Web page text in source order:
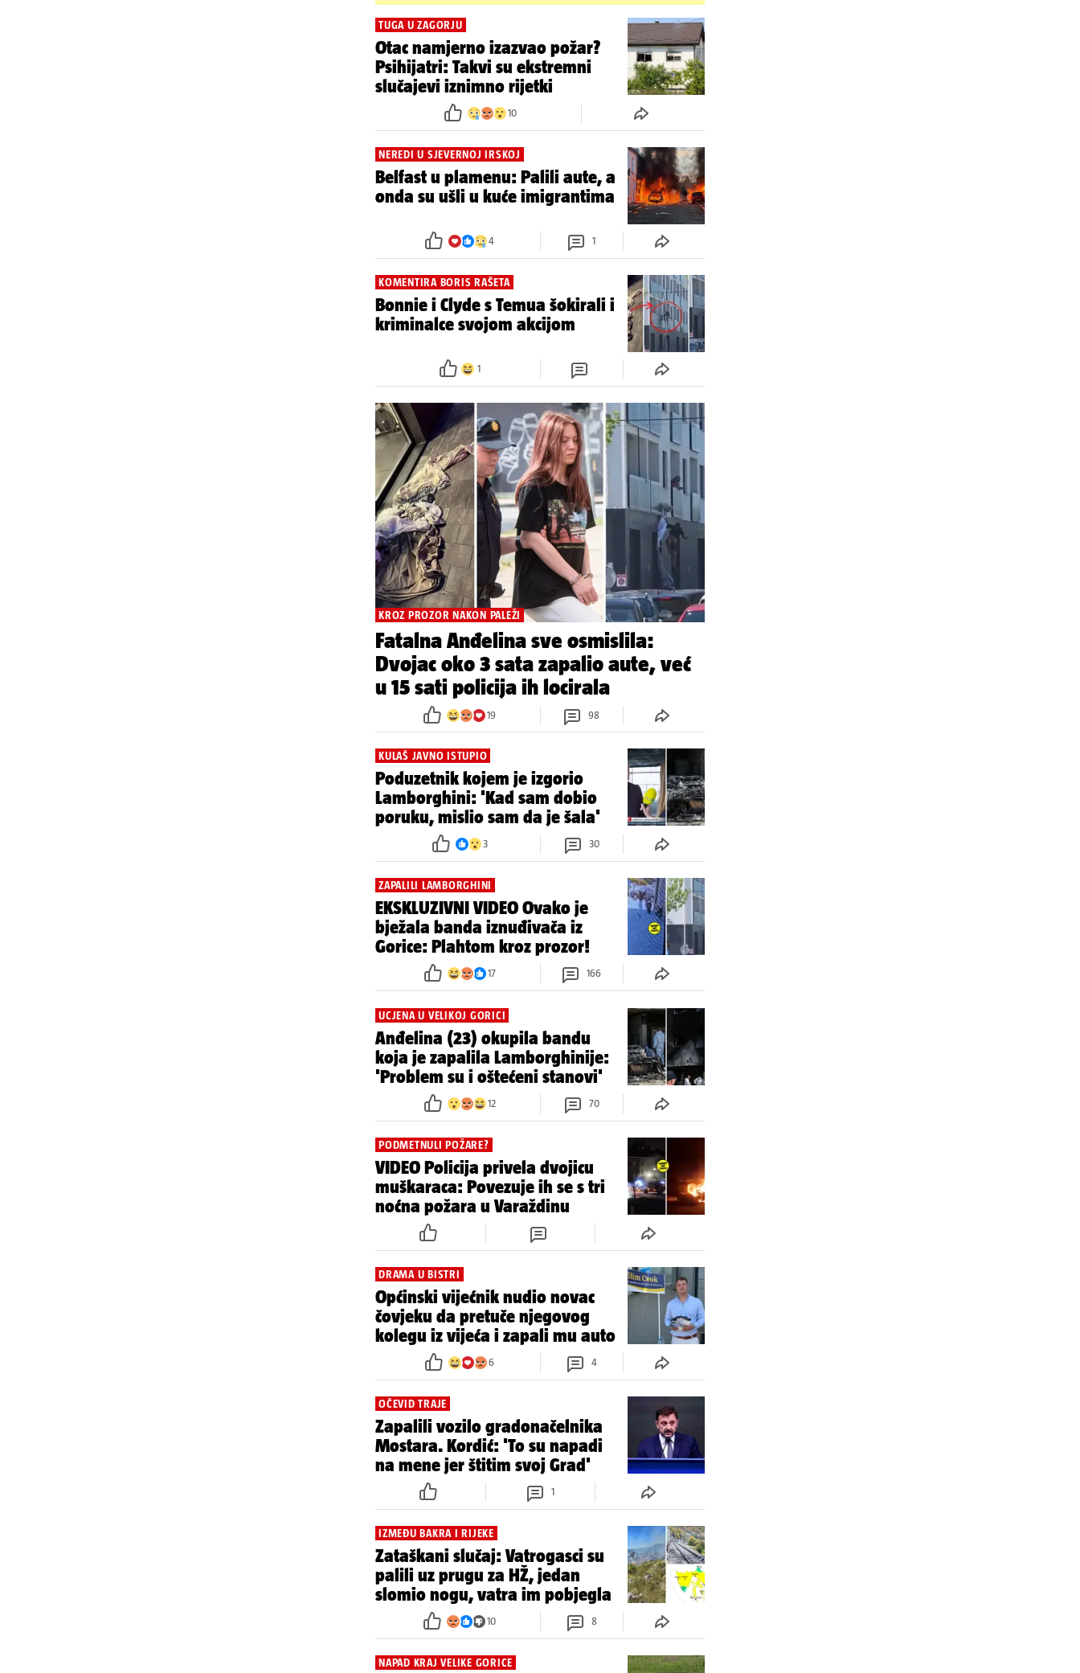
TUGA U ZAGORJU
Otac namjerno izazvao požar?
Psihijatri: Takvi su ekstremni
slučajevi iznimno rijetki
10
NEREDI U SJEVERNOJ IRSKOJ
Belfast u plamenu: Palili aute, a
onda su ušli u kuće imigrantima
4 1
KOMENTIRA BORIS RAŠETA
Bonnie i Clyde s Temua šokirali i
kriminalce svojom akcijom
1
KROZ PROZOR NAKON PALEŽI
Fatalna Anđelina sve osmislila:
Dvojac oko 3 sata zapalio aute, već
u 15 sati policija ih locirala
19 98
KULAŠ JAVNO ISTUPIO
Poduzetnik kojem je izgorio
Lamborghini: 'Kad sam dobio
poruku, mislio sam da je šala'
3 30
ZAPALILI LAMBORGHINI
EKSKLUZIVNI VIDEO Ovako je
bježala banda iznuđivača iz
Gorice: Plahtom kroz prozor!
17 166
UCJENA U VELIKOJ GORICI
Anđelina (23) okupila bandu
koja je zapalila Lamborghinije:
'Problem su i oštećeni stanovi'
12 70
PODMETNULI POŽARE?
VIDEO Policija privela dvojicu
muškaraca: Povezuje ih se s tri
noćna požara u Varaždinu
DRAMA U BISTRI
Općinski vijećnik nudio novac
čovjeku da pretuče njegovog
kolegu iz vijeća i zapali mu auto
6 4
OČEVID TRAJE
Zapalili vozilo gradonačelnika
Mostara. Kordić: 'To su napadi
na mene jer štitim svoj Grad'
1
IZMEĐU BAKRA I RIJEKE
Zataškani slučaj: Vatrogasci su
palili uz prugu za HŽ, jedan
slomio nogu, vatra im pobjegla
10 8
NAPAD KRAJ VELIKE GORICE